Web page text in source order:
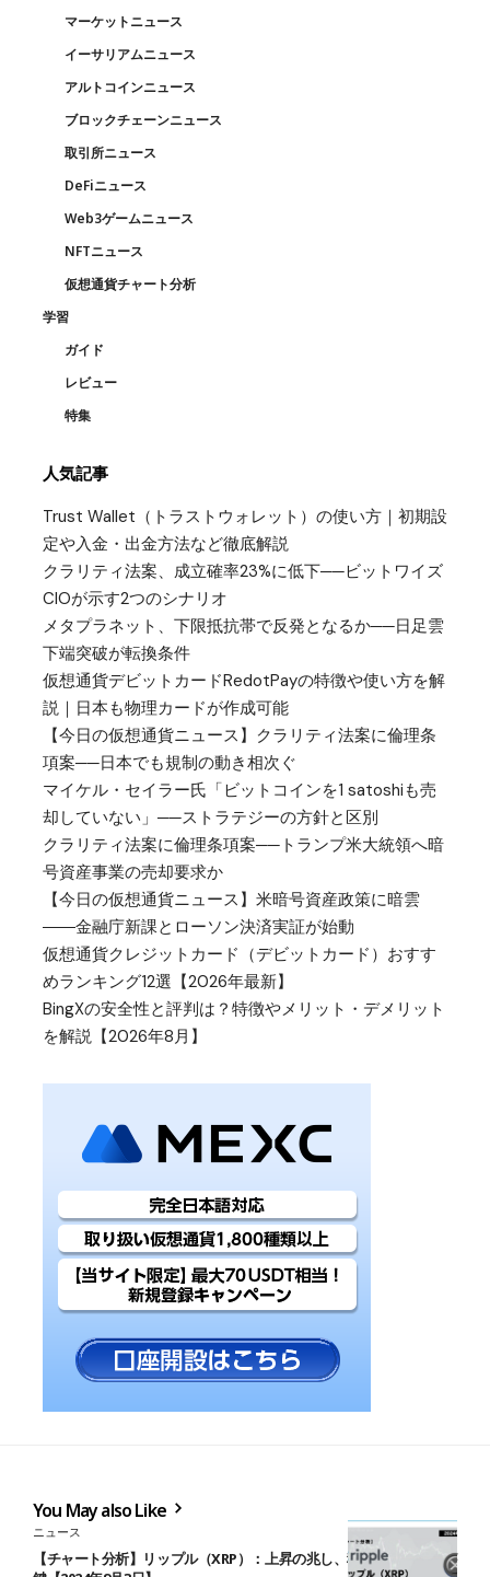
マーケットニュース
イーサリアムニュース
アルトコインニュース
ブロックチェーンニュース
取引所ニュース
DeFiニュース
Web3ゲームニュース
NFTニュース
仮想通貨チャート分析
学習
ガイド
レビュー
特集
人気記事
Trust Wallet（トラストウォレット）の使い方｜初期設
定や入金・出金方法など徹底解説
クラリティ法案、成立確率23%に低下──ビットワイズ
CIOが示す2つのシナリオ
メタプラネット、下限抵抗帯で反発となるか──日足雲
下端突破が転換条件
仮想通貨デビットカードRedotPayの特徴や使い方を解
説｜日本も物理カードが作成可能
【今日の仮想通貨ニュース】クラリティ法案に倫理条
項案──日本でも規制の動き相次ぐ
マイケル・セイラー氏「ビットコインを1 satoshiも売
却していない」──ストラテジーの方針と区別
クラリティ法案に倫理条項案──トランプ米大統領へ暗
号資産事業の売却要求か
【今日の仮想通貨ニュース】米暗号資産政策に暗雲
――金融庁新課とローソン決済実証が始動
仮想通貨クレジットカード（デビットカード）おすす
めランキング12選【2026年最新】
BingXの安全性と評判は？特徴やメリット・デメリット
を解説【2026年8月】
You May also Like
ニュース
【チャート分析】リップル（XRP）：上昇の兆し、移動平均線突破が